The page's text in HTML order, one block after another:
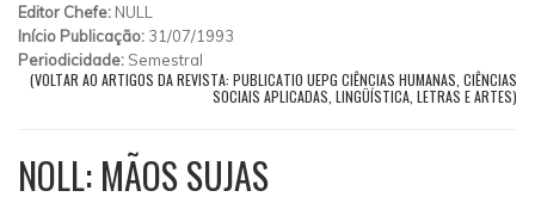
Editor Chefe: NULL
Início Publicação: 31/07/1993
Periodicidade: Semestral
(VOLTAR AO ARTIGOS DA REVISTA: PUBLICATIO UEPG CIÊNCIAS HUMANAS, CIÊNCIAS
SOCIAIS APLICADAS, LINGÜÍSTICA, LETRAS E ARTES)
NOLL: MÃOS SUJAS